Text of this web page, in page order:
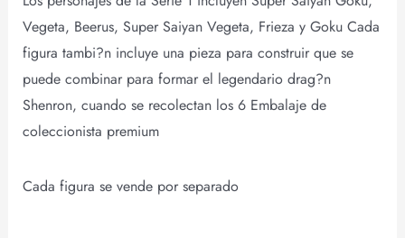
Vegeta, Beerus, Super Saiyan Vegeta, Frieza y Goku Cada
figura tambi?n incluye una pieza para construir que se
puede combinar para formar el legendario drag?n
Shenron, cuando se recolectan los 6 Embalaje de
coleccionista premium
Cada figura se vende por separado